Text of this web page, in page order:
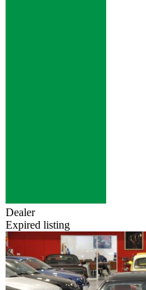
Dealer
Expired listing